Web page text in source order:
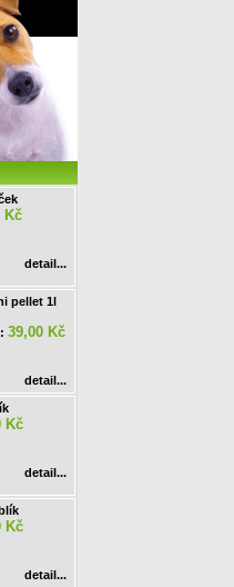
Kč
detail...
pellet 1l
39,00 Kč
detail...
Kč
detail...
Kč
detail...